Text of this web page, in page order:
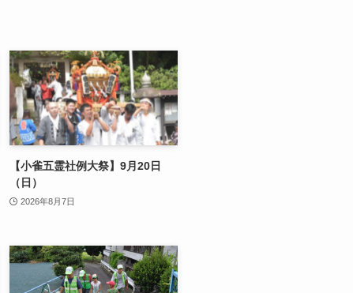
【小雀五霊社例大祭】9月20日
（日）
2026年8月7日